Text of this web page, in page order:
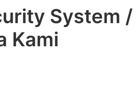
System /
Kami